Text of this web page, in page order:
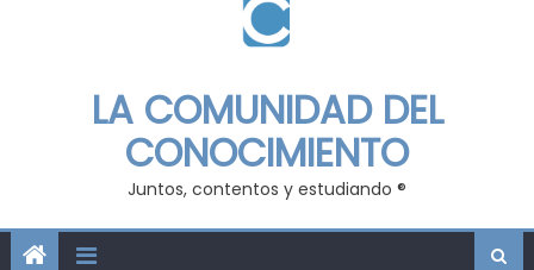
LA COMUNIDAD DEL
CONOCIMIENTO
Juntos, contentos y estudiando ®